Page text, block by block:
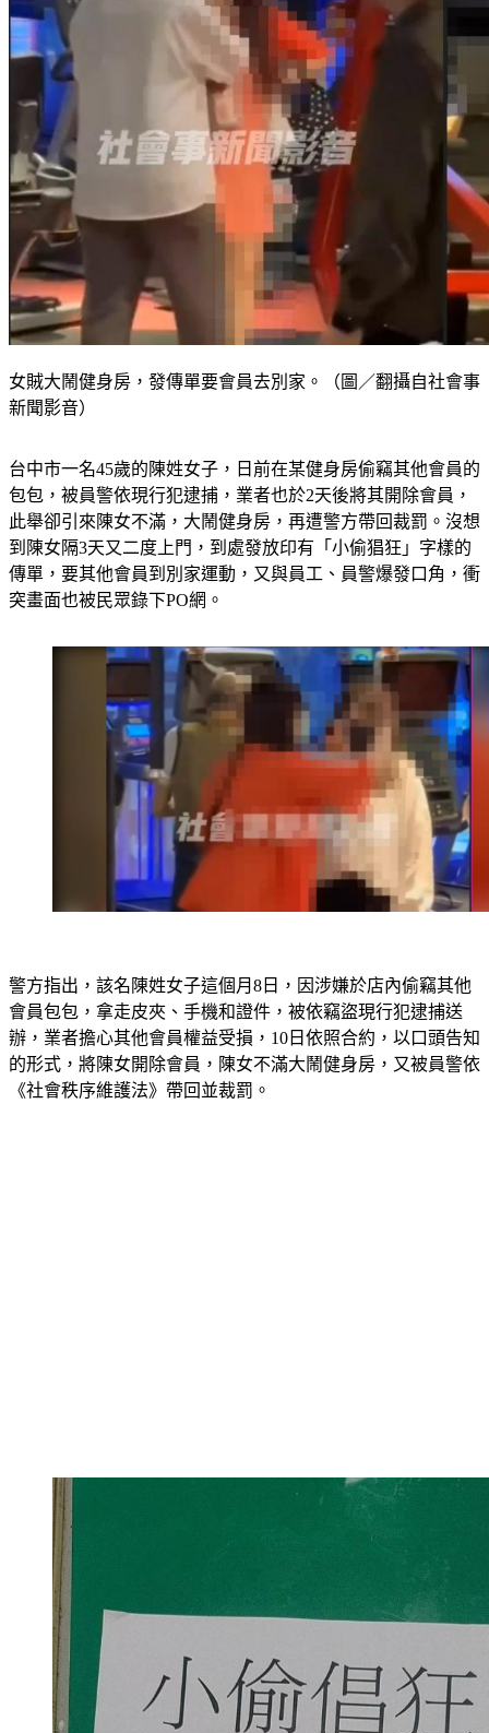
女賊大鬧健身房，發傳單要會員去別家。（圖／翻攝自社會事
新聞影音）
台中市一名45歲的陳姓女子，日前在某健身房偷竊其他會員的
包包，被員警依現行犯逮捕，業者也於2天後將其開除會員，
此舉卻引來陳女不滿，大鬧健身房，再遭警方帶回裁罰。沒想
到陳女隔3天又二度上門，到處發放印有「小偷猖狂」字樣的
傳單，要其他會員到別家運動，又與員工、員警爆發口角，衝
突畫面也被民眾錄下PO網。
警方指出，該名陳姓女子這個月8日，因涉嫌於店內偷竊其他
會員包包，拿走皮夾、手機和證件，被依竊盜現行犯逮捕送
辦，業者擔心其他會員權益受損，10日依照合約，以口頭告知
的形式，將陳女開除會員，陳女不滿大鬧健身房，又被員警依
《社會秩序維護法》帶回並裁罰。